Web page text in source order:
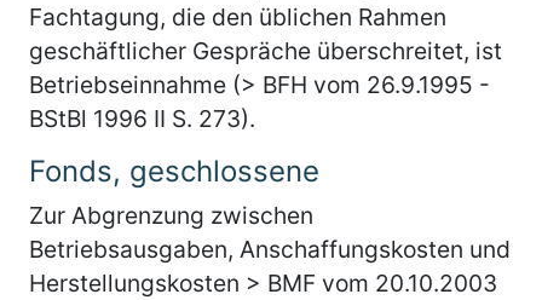
Fachtagung, die den üblichen Rahmen
geschäftlicher Gespräche überschreitet, ist
Betriebseinnahme (> BFH vom 26.9.1995 -
BStBl 1996 II S. 273).
Fonds, geschlossene
Zur Abgrenzung zwischen
Betriebsausgaben, Anschaffungskosten und
Herstellungskosten > BMF vom 20.10.2003